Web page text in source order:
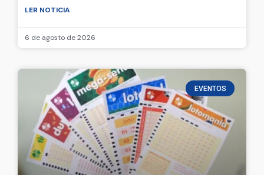
LER NOTICIA
6 de agosto de 2026
EVENTOS